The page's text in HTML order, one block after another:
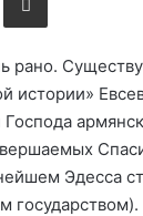
рано.
истории»
Эдесса